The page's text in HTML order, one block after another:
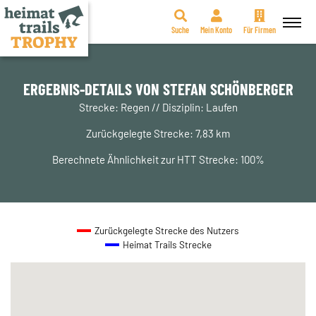
Zum
springen
Suche Mein Konto Für Firmen
ERGEBNIS-DETAILS VON STEFAN SCHÖNBERGER
Strecke: Regen // Disziplin: Laufen
Zurückgelegte Strecke: 7,83 km
Berechnete Ähnlichkeit zur HTT Strecke: 100%
Zurückgelegte Strecke des Nutzers
Heimat Trails Strecke